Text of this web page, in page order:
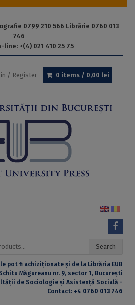
0799 210 566 Librărie 0760 013
746
line: +(4) 021 410 25 75
/ Register 0 items / 0,00 lei
Search
pot fi achiziționate și de la Librăria EUB
Măgureanu nr. 9, sector 1, București
de Sociologie și Asistență Socială -
Contact: +4 0760 013 746